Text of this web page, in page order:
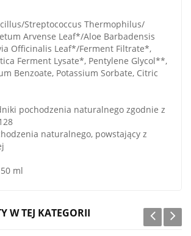
Streptococcus Thermophilus/
Arvense Leaf*/Aloe Barbadensis
Officinalis Leaf*/Ferment Filtrate*,
Ferment Lysate*, Pentylene Glycol**,
Benzoate, Potassium Sorbate, Citric
pochodzenia naturalnego zgodnie z
naturalnego, powstający z
ml
W TEJ KATEGORII